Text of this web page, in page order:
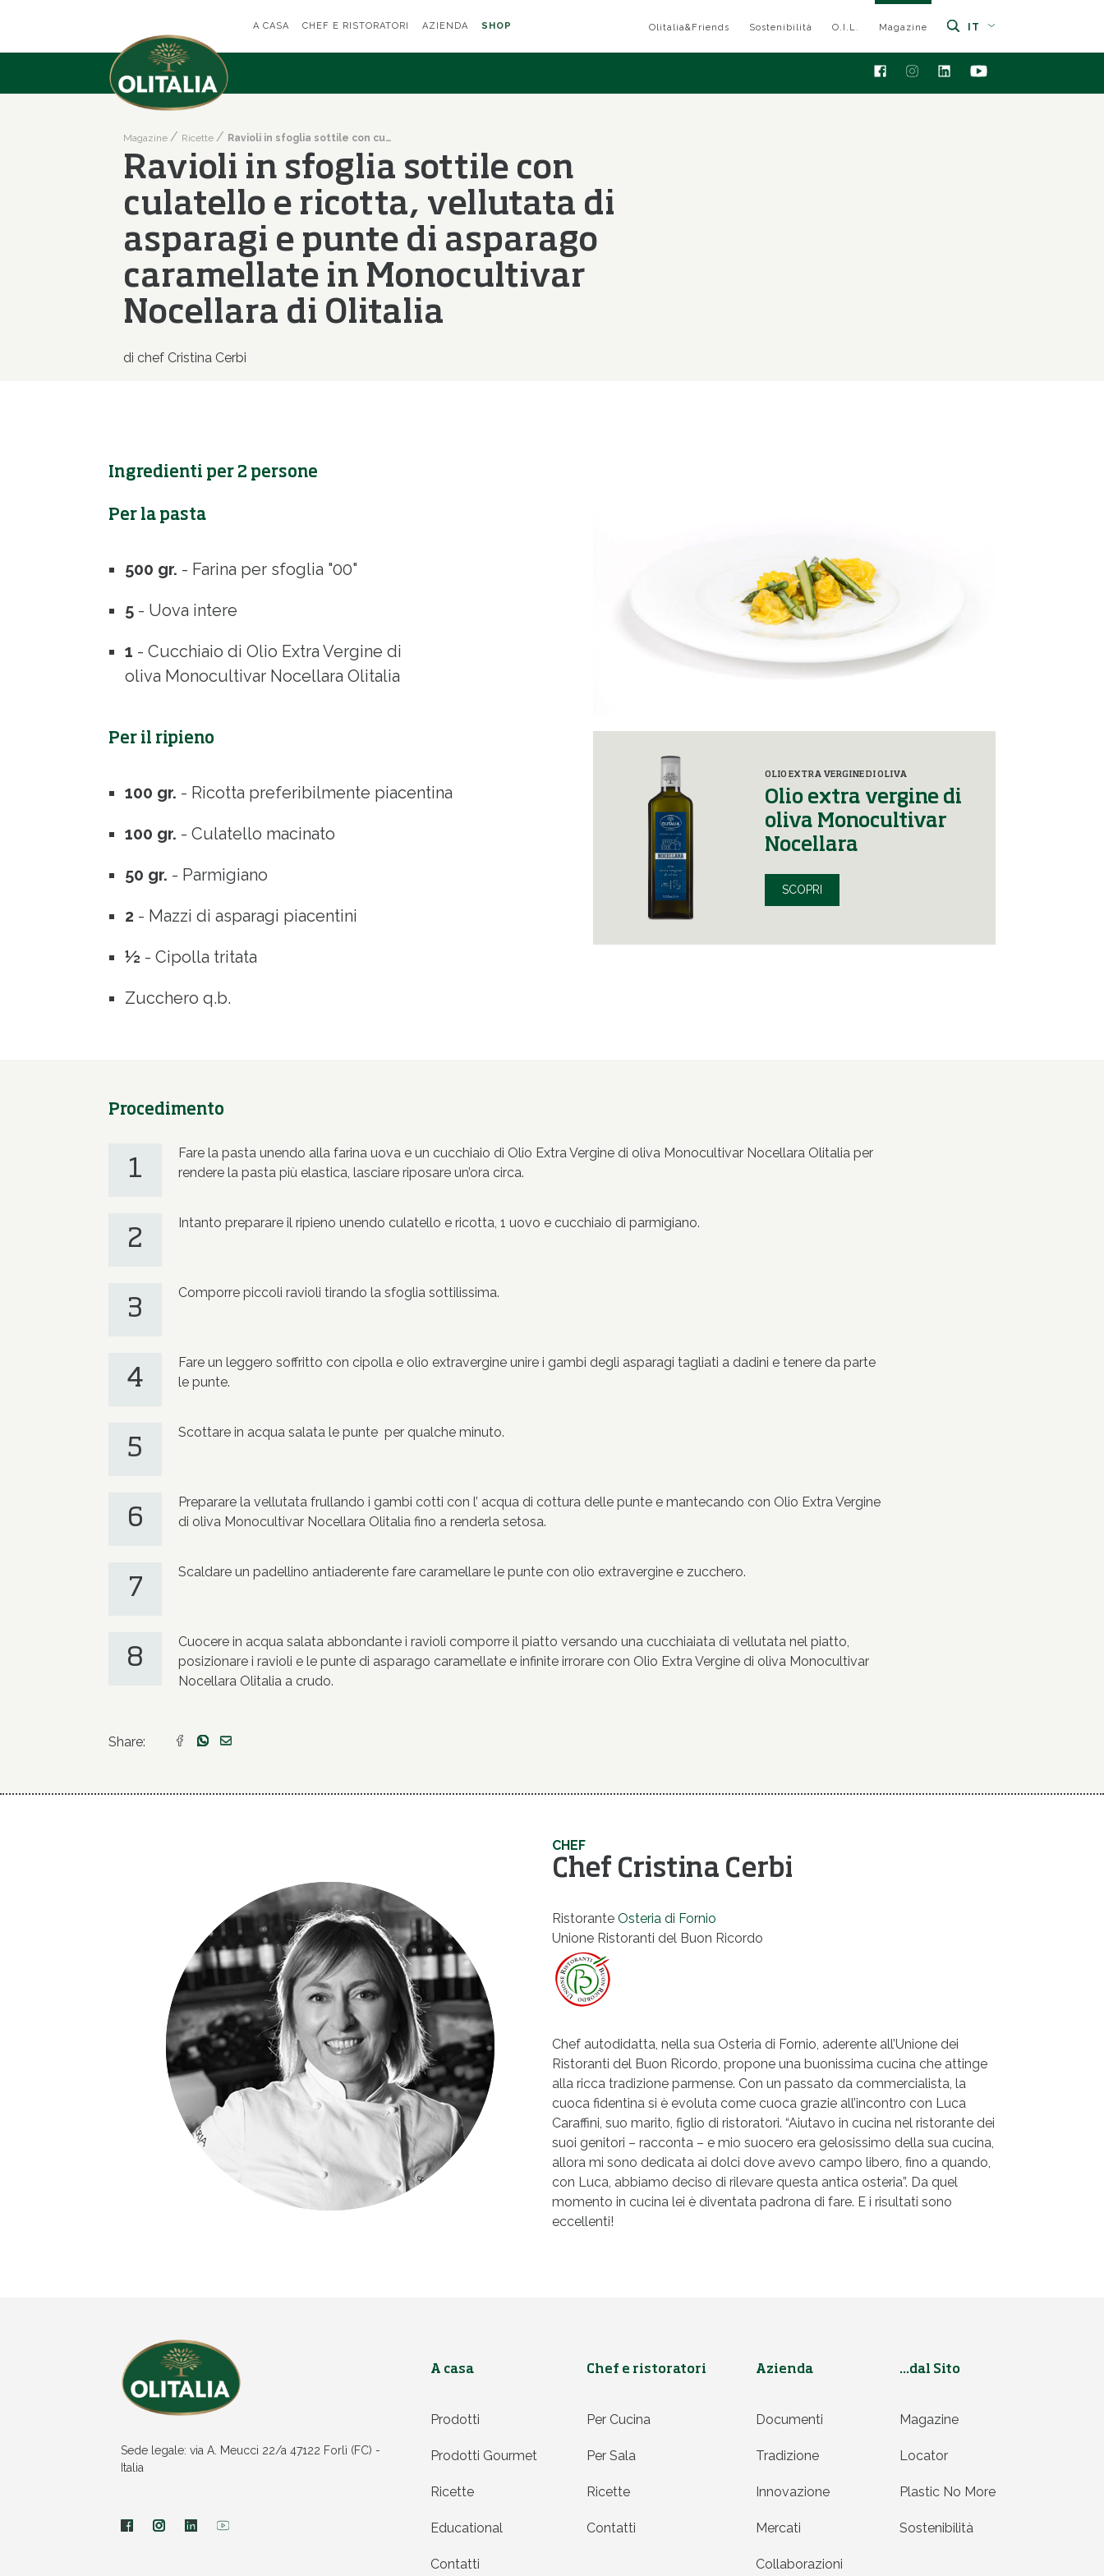
A CASA CHEF E RISTORATORI AZIENDA SHOP Olitalia&Friends Sostenibilità O.I.L. Magazine IT
Magazine Ricette Ravioli in sfoglia sottile con culatello e ricotta, vellutata di asparagi e punte di asparago caramellate in Monocultivar Nocellara di Olitalia
Ravioli in sfoglia sottile con
culatello e ricotta, vellutata di
asparagi e punte di asparago
caramellate in Monocultivar
Nocellara di Olitalia
di chef Cristina Cerbi
Ingredienti per 2 persone
Per la pasta
500 gr. - Farina per sfoglia "00"
5 - Uova intere
1 - Cucchiaio di Olio Extra Vergine di
oliva Monocultivar Nocellara Olitalia
Per il ripieno
100 gr. - Ricotta preferibilmente piacentina
100 gr. - Culatello macinato
50 gr. - Parmigiano
2 - Mazzi di asparagi piacentini
½ - Cipolla tritata
Zucchero q.b.
OLIO EXTRA VERGINE DI OLIVA
Olio extra vergine di
oliva Monocultivar
Nocellara
SCOPRI
Procedimento
1
Fare la pasta unendo alla farina uova e un cucchiaio di Olio Extra Vergine di oliva Monocultivar Nocellara Olitalia per
rendere la pasta più elastica, lasciare riposare un’ora circa.
2
Intanto preparare il ripieno unendo culatello e ricotta, 1 uovo e cucchiaio di parmigiano.
3
Comporre piccoli ravioli tirando la sfoglia sottilissima.
4
Fare un leggero soffritto con cipolla e olio extravergine unire i gambi degli asparagi tagliati a dadini e tenere da parte
le punte.
5
Scottare in acqua salata le punte per qualche minuto.
6
Preparare la vellutata frullando i gambi cotti con l’ acqua di cottura delle punte e mantecando con Olio Extra Vergine
di oliva Monocultivar Nocellara Olitalia fino a renderla setosa.
7
Scaldare un padellino antiaderente fare caramellare le punte con olio extravergine e zucchero.
8
Cuocere in acqua salata abbondante i ravioli comporre il piatto versando una cucchiaiata di vellutata nel piatto,
posizionare i ravioli e le punte di asparago caramellate e infinite irrorare con Olio Extra Vergine di oliva Monocultivar
Nocellara Olitalia a crudo.
Share:
CHEF
Chef Cristina Cerbi
Ristorante Osteria di Fornio
Unione Ristoranti del Buon Ricordo
Chef autodidatta, nella sua Osteria di Fornio, aderente all’Unione dei
Ristoranti del Buon Ricordo, propone una buonissima cucina che attinge
alla ricca tradizione parmense. Con un passato da commercialista, la
cuoca fidentina si è evoluta come cuoca grazie all’incontro con Luca
Caraffini, suo marito, figlio di ristoratori. “Aiutavo in cucina nel ristorante dei
suoi genitori – racconta – e mio suocero era gelosissimo della sua cucina,
allora mi sono dedicata ai dolci dove avevo campo libero, fino a quando,
con Luca, abbiamo deciso di rilevare questa antica osteria”. Da quel
momento in cucina lei è diventata padrona di fare. E i risultati sono
eccellenti!
Sede legale: via A. Meucci 22/a 47122 Forlì (FC) -
Italia
A casa
Prodotti
Prodotti Gourmet
Ricette
Educational
Contatti
Chef e ristoratori
Per Cucina
Per Sala
Ricette
Contatti
Azienda
Documenti
Tradizione
Innovazione
Mercati
Collaborazioni
...dal Sito
Magazine
Locator
Plastic No More
Sostenibilità